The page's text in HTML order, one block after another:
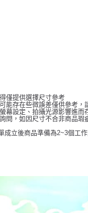
僅提供選擇尺寸參考
能存在些微誤差僅供參考，
幕設定、拍攝光源影響進而
問，如因尺寸不合非商品
立後商品準備為2~3個工